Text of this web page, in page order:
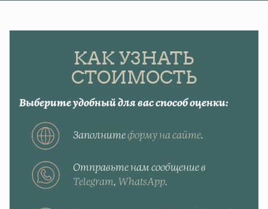
КАК УЗНАТЬ
СТОИМОСТЬ
Выберите удобный для вас способ оценки:
Заполнитеформу на сайте.
Отправьте нам сообщение в
Telegram, WhatsApp.